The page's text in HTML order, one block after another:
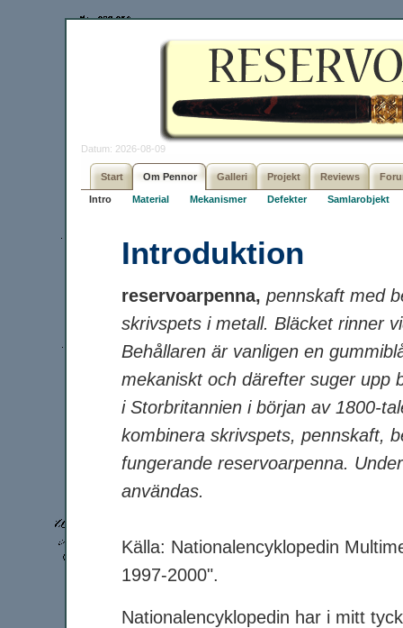
Datum: 2026-08-09
Start Om Pennor Galleri Projekt Reviews
Intro Material Mekanismer Defekter Samlarobjekt
Introduktion
reservoarpenna, pennskaft med
skrivspets i metall. Bläcket rinner
Behållaren är vanligen en
mekaniskt och därefter suger upp
i Storbritannien i början av 1800-
kombinera skrivspets, pennskaft,
fungerande reservoarpenna.
användas.
Källa: Nationalencyklopedin
1997-2000".
Nationalencyklopedin har i mitt